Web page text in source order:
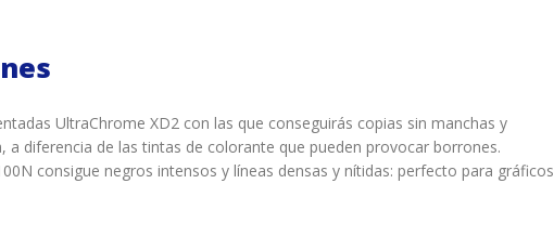
UltraChrome XD2 con las que conseguirás copias sin manchas y
a diferencia de las tintas de colorante que pueden provocar borrones.
consigue negros intensos y líneas densas y nítidas: perfecto para gráficos